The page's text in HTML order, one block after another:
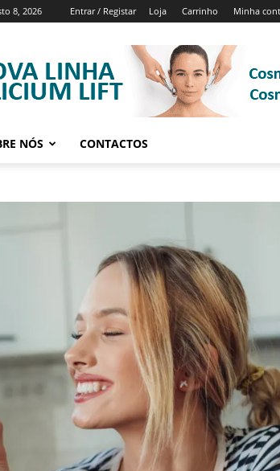
8, 2026 Entrar / Registar Loja Carrinho Minha
NÓS CONTACTOS